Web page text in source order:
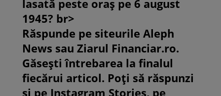
lasată peste oraș pe 6 august
1945? br>
Răspunde pe siteurile Aleph
News sau Ziarul Financiar.ro.
Găsești întrebarea la finalul
fiecărui articol. Poți să răspunzi
și pe Instagram Stories, pe